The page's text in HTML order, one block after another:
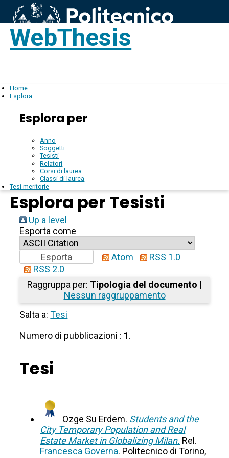
WebThesis
Home
Esplora
Esplora per
Anno
Soggetti
Tesisti
Relatori
Corsi di laurea
Classi di laurea
Tesi meritorie
Esplora per Tesisti
Up a level
Esporta come
Atom
RSS 1.0
RSS 2.0
Raggruppa per: Tipologia del documento |
Nessun raggruppamento
Salta a:Tesi
Numero di pubblicazioni : 1.
Tesi
Ozge Su Erdem. Students and the
City Temporary Population and Real
Estate Market in Globalizing Milan. Rel.
Francesca Governa. Politecnico di Torino,